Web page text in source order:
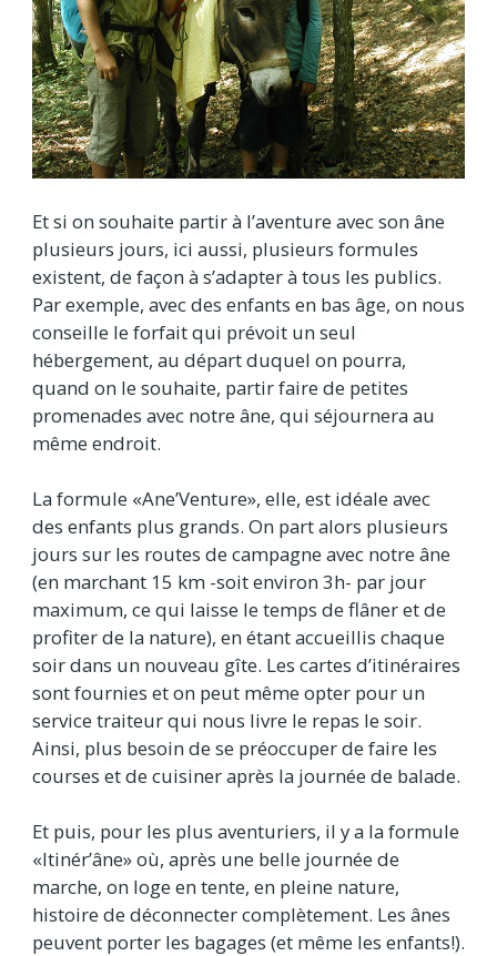
Et si on souhaite partir à l’aventure avec son âne
plusieurs jours, ici aussi, plusieurs formules
existent, de façon à s’adapter à tous les publics.
Par exemple, avec des enfants en bas âge, on nous
conseille le forfait qui prévoit un seul
hébergement, au départ duquel on pourra,
quand on le souhaite, partir faire de petites
promenades avec notre âne, qui séjournera au
même endroit.
La formule «Ane’Venture», elle, est idéale avec
des enfants plus grands. On part alors plusieurs
jours sur les routes de campagne avec notre âne
(en marchant 15 km -soit environ 3h- par jour
maximum, ce qui laisse le temps de flâner et de
profiter de la nature), en étant accueillis chaque
soir dans un nouveau gîte. Les cartes d’itinéraires
sont fournies et on peut même opter pour un
service traiteur qui nous livre le repas le soir.
Ainsi, plus besoin de se préoccuper de faire les
courses et de cuisiner après la journée de balade.
Et puis, pour les plus aventuriers, il y a la formule
«Itinér’âne» où, après une belle journée de
marche, on loge en tente, en pleine nature,
histoire de déconnecter complètement. Les ânes
peuvent porter les bagages (et même les enfants!).